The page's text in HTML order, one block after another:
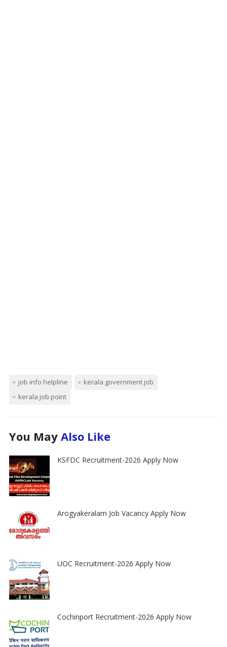
job info helpline
kerala government job
kerala job point
You May Also Like
KSFDC Recruitment-2026 Apply Now
Arogyakeralam Job Vacancy Apply Now
UOC Recruitment-2026 Apply Now
Cochinport Recruitment-2026 Apply Now